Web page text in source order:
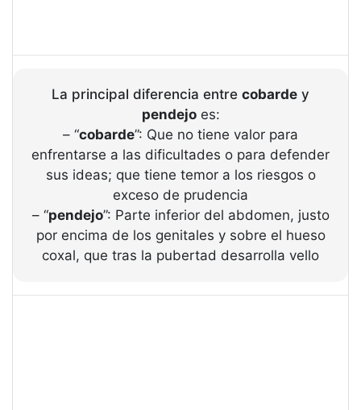
La principal diferencia entre cobarde y
pendejoes:
– “cobarde”: Que no tiene valor para
enfrentarse a las dificultades o para defender
sus ideas; que tiene temor a los riesgos o
exceso de prudencia
– “pendejo”: Parte inferior del abdomen, justo
por encima de los genitales y sobre el hueso
coxal, que tras la pubertad desarrolla vello